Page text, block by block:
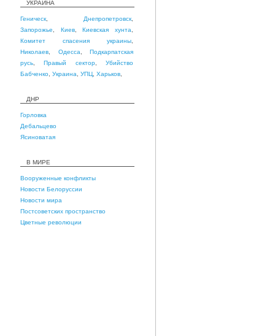
УКРАИНА
Геническ Днепропетровск
Запорожье
Киев,Киевская хунта
Комитет спасения украины
Николаев
Одесса
Подкарпатская
русь ,Правый сектор,Убийство
Бабченко Украина УПЦ Харьков
ДНР
Горловка
Дебальцево
Ясиноватая
В МИРЕ
Вооруженные конфликты
Новости Белоруссии
Новости мира
Постсоветских пространство
Цветные революции